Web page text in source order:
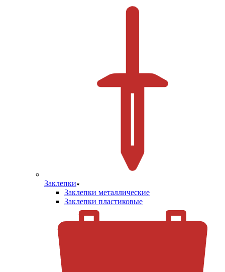
Заклепки
Заклепки металлические
Заклепки пластиковые